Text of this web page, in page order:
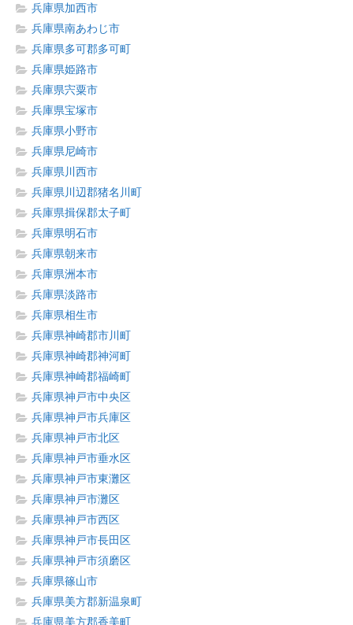
兵庫県加西市
兵庫県南あわじ市
兵庫県多可郡多可町
兵庫県姫路市
兵庫県宍粟市
兵庫県宝塚市
兵庫県小野市
兵庫県尼崎市
兵庫県川西市
兵庫県川辺郡猪名川町
兵庫県揖保郡太子町
兵庫県明石市
兵庫県朝来市
兵庫県洲本市
兵庫県淡路市
兵庫県相生市
兵庫県神崎郡市川町
兵庫県神崎郡神河町
兵庫県神崎郡福崎町
兵庫県神戸市中央区
兵庫県神戸市兵庫区
兵庫県神戸市北区
兵庫県神戸市垂水区
兵庫県神戸市東灘区
兵庫県神戸市灘区
兵庫県神戸市西区
兵庫県神戸市長田区
兵庫県神戸市須磨区
兵庫県篠山市
兵庫県美方郡新温泉町
兵庫県美方郡香美町